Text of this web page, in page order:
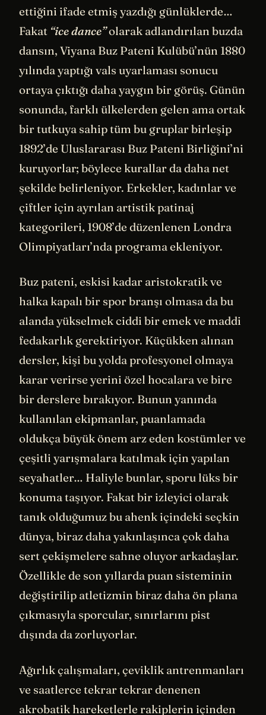
ettiğini ifade etmiş yazdığı günlüklerde…
Fakat “ice dance”olarak adlandırılan buzda
dansın, Viyana Buz Pateni Kulübü’nün 1880
yılında yaptığı vals uyarlaması sonucu
ortaya çıktığı daha yaygın bir görüş. Günün
sonunda, farklı ülkelerden gelen ama ortak
bir tutkuya sahip tüm bu gruplar birleşip
1892’de Uluslararası Buz Pateni Birliğini’ni
kuruyorlar; böylece kurallar da daha net
şekilde belirleniyor. Erkekler, kadınlar ve
çiftler için ayrılan artistik patinaj
kategorileri, 1908’de düzenlenen Londra
Olimpiyatları’nda programa ekleniyor.
Buz pateni, eskisi kadar aristokratik ve
halka kapalı bir spor branşı olmasa da bu
alanda yükselmek ciddi bir emek ve maddi
fedakarlık gerektiriyor. Küçükken alınan
dersler, kişi bu yolda profesyonel olmaya
karar verirse yerini özel hocalara ve bire
bir derslere bırakıyor. Bunun yanında
kullanılan ekipmanlar, puanlamada
oldukça büyük önem arz eden kostümler ve
çeşitli yarışmalara katılmak için yapılan
seyahatler… Haliyle bunlar, sporu lüks bir
konuma taşıyor. Fakat bir izleyici olarak
tanık olduğumuz bu ahenk içindeki seçkin
dünya, biraz daha yakınlaşınca çok daha
sert çekişmelere sahne oluyor arkadaşlar.
Özellikle de son yıllarda puan sisteminin
değiştirilip atletizmin biraz daha ön plana
çıkmasıyla sporcular, sınırlarını pist
dışında da zorluyorlar.
Ağırlık çalışmaları, çeviklik antrenmanları
ve saatlerce tekrar tekrar denenen
akrobatik hareketlerle rakiplerin içinden